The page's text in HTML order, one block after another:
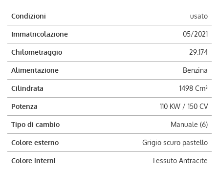
NEWS
AREA COMMERCIANTI
Condizioni usato
Immatricolazione 05/2021
Chilometraggio 29.174
Alimentazione Benzina
Cilindrata 1498 Cm³
Potenza 110 KW / 150 CV
Tipo di cambio Manuale (6)
Colore esterno Grigio scuro pastello
Colore interni Tessuto Antracite